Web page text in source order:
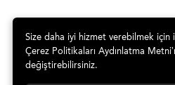
Sipariş Takibi
Size daha iyi hizmet verebilmek için
Çerez Politikaları Aydınlatma
değiştirebilirsiniz.